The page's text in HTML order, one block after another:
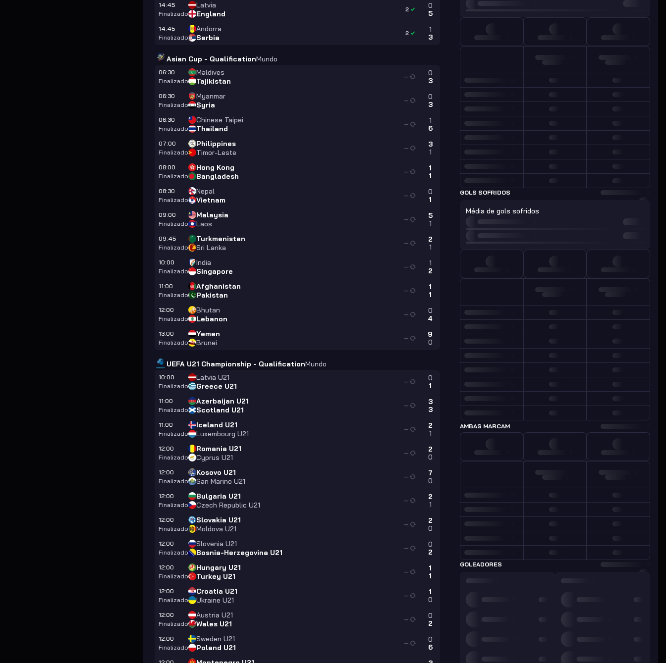
14:45
Finalizado
Latvia
England
0
5
2
14:45
Finalizado
Andorra
Serbia
1
3
2
Asian Cup - QualificationMundo
06:30
Finalizado
Maldives
Tajikistan
0
3
—
06:30
Finalizado
Myanmar
Syria
0
3
—
06:30
Finalizado
Chinese Taipei
Thailand
1
6
—
07:00
Finalizado
Philippines
Timor-Leste
3
1
—
08:00
Finalizado
Hong Kong
Bangladesh
1
1
—
08:30
Finalizado
Nepal
Vietnam
0
1
—
09:00
Finalizado
Malaysia
Laos
5
1
—
09:45
Finalizado
Turkmenistan
Sri Lanka
2
1
—
10:00
Finalizado
India
Singapore
1
2
—
11:00
Finalizado
Afghanistan
Pakistan
1
1
—
12:00
Finalizado
Bhutan
Lebanon
0
4
—
13:00
Finalizado
Yemen
Brunei
9
0
—
UEFA U21 Championship - QualificationMundo
10:00
Finalizado
Latvia U21
Greece U21
0
1
—
11:00
Finalizado
Azerbaijan U21
Scotland U21
3
3
—
11:00
Finalizado
Iceland U21
Luxembourg U21
2
1
—
12:00
Finalizado
Romania U21
Cyprus U21
2
0
—
12:00
Finalizado
Kosovo U21
San Marino U21
7
0
—
12:00
Finalizado
Bulgaria U21
Czech Republic U21
2
1
—
12:00
Finalizado
Slovakia U21
Moldova U21
2
0
—
12:00
Finalizado
Slovenia U21
Bosnia-Herzegovina U21
0
2
—
12:00
Finalizado
Hungary U21
Turkey U21
1
1
—
12:00
Finalizado
Croatia U21
Ukraine U21
1
0
—
12:00
Finalizado
Austria U21
Wales U21
0
2
—
12:00
Finalizado
Sweden U21
Poland U21
0
6
—
GOLS SOFRIDOS
Média de gols sofridos
AMBAS MARCAM
GOLEADORES